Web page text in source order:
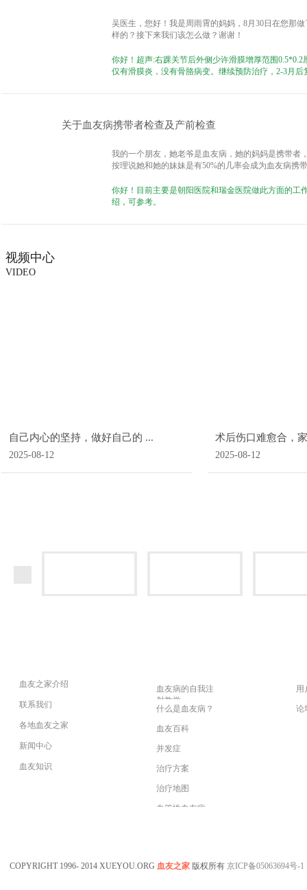
吴医生，您好！我是周雨霄的妈妈，8月30日在您那
样的？接下来我们该怎么做？谢谢！
你好！超声:右踝关节后外侧少许滑膜增厚范围
仅有滑膜炎，没有骨胳病变。继续预防治疗，2-3月
关于血友病携带者检查及产前检查
我的一个朋友，她老爷是血友病，她的妈妈是携带者
按理说她和她的妹妹是有50%的几率会成为血友病携
你好！目前主要是朝阳医院和瑞金医院做此方面的工
绍，可参考。
视频中心
VIDEO
自己内心的坚持，做好自己的 ...
2025-08-12
术后伤口难愈合，
2025-08-12
血友之家介绍
联系我们
各地血友之家
新闻中心
血友知识
血友病的自我注
射教学
什么是血友病？
血友百科
并发症
治疗方案
治疗地图
血管性血友病
用
论
COPYRIGHT 1996- 2014 XUEYOU.ORG 血友之家版权所有 京ICP备05063694号-1